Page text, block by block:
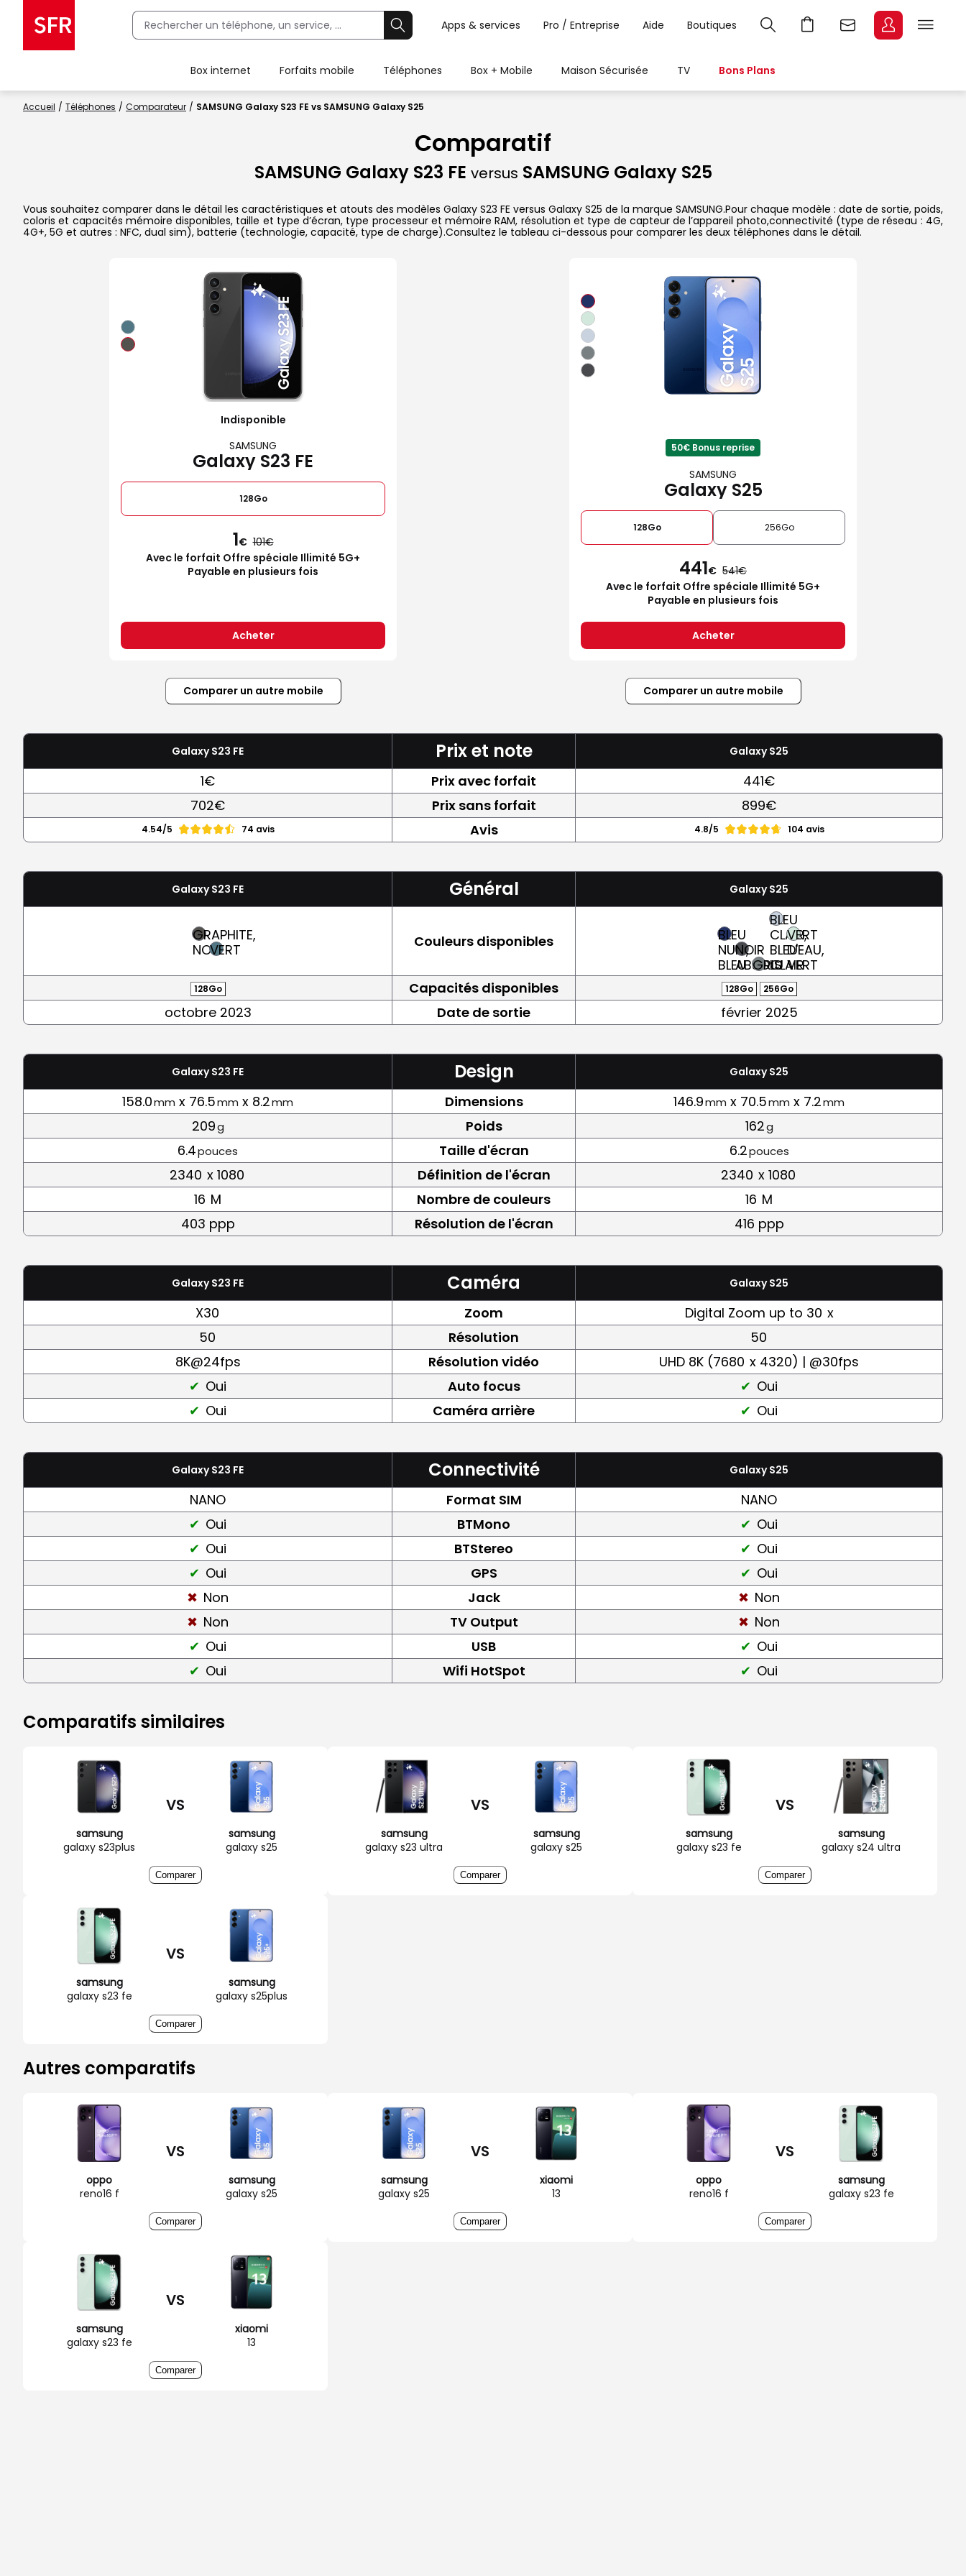
Apps & services Pro / Entreprise Aide Boutiques
Box internet Forfaits mobile Téléphones Box + Mobile Maison Sécurisée TV Bons Plans
Accueil Téléphones Comparateur SAMSUNG Galaxy S23 FE vs SAMSUNG Galaxy S25
Comparatif
SAMSUNG Galaxy S23 FE versus SAMSUNG Galaxy S25
Vous souhaitez comparer dans le détail les caractéristiques et atouts des modèles Galaxy S23 FE versus Galaxy S25 de la marque SAMSUNG.Pour chaque modèle : date de sortie, poids,
coloris et capacités mémoire disponibles, taille et type d’écran, type processeur et mémoire RAM, résolution et type de capteur de l’appareil photo,connectivité (type de réseau : 4G,
4G+, 5G et autres : NFC, dual sim), batterie (technologie, capacité, type de charge).Consultez le tableau ci-dessous pour comparer les deux téléphones dans le détail.
Indisponible
SAMSUNG
Galaxy S23 FE
128Go
1€ 101
Avec le forfait Offre spéciale Illimité 5G+
Payable en plusieurs fois
Acheter
50€ Bonus reprise
SAMSUNG
Galaxy S25
128Go 256Go
441€ 541
Avec le forfait Offre spéciale Illimité 5G+
Payable en plusieurs fois
Acheter
Comparer un autre mobile Comparer un autre mobile
Galaxy S23 FE Prix et note Galaxy S25
1€ Prix avec forfait
441€
702€
Prix sans forfait 899€
4.54/5 74 avis Avis 4.8/5 104 avis
Galaxy S23 FE Général Galaxy S25
GRAPHITE,
NOIRVERT Couleurs disponibles
BLEU
NUIT,
BLEU
NOIR
ABSOLU
GRIS
BLEU
CLAIR,
BLEU-
CLAIR
VERT
D'EAU,
VERT
128Go Capacités disponibles 128Go 256Go
octobre 2023 Date de sortie février 2025
Galaxy S23 FE Design Galaxy S25
158.0mm x 76.5mm x 8.2mm Dimensions 146.9mm x 70.5mm x 7.2mm
209g Poids 162g
6.4pouces Taille d'écran 6.2pouces
2340 x 1080 Définition de l'écran 2340 x 1080
16 M Nombre de couleurs 16 M
403 ppp
Résolution de l'écran 416 ppp
Galaxy S23 FE Caméra Galaxy S25
X30 Zoom Digital Zoom up to 30 x
50
Résolution
50
8K@24fps
Résolution vidéo UHD 8K (7680 x 4320) | @30fps
Oui
Auto focus
Oui
Oui
Caméra arrière Oui
Galaxy S23 FE Connectivité Galaxy S25
NANO Format SIM
NANO
Oui
BTMono
Oui
Oui
BTStereo
Oui
Oui
GPS
Oui
Non
Jack
Non
Non
TV Output
Non
Oui
USB
Oui
Oui
Wifi HotSpot Oui
Comparatifs similaires
samsung
galaxy s23plus
VS
samsung
galaxy s25
Comparer
samsung
galaxy s23 ultra
VS
samsung
galaxy s25
Comparer
samsung
galaxy s23 fe
VS
samsung
galaxy s24 ultra
Comparer
samsung
galaxy s23 fe
VS
samsung
galaxy s25plus
Comparer
Autres comparatifs
oppo
reno16 f
VS
samsung
galaxy s25
Comparer
samsung
galaxy s25
VS
xiaomi
13
Comparer
oppo
reno16 f
VS
samsung
galaxy s23 fe
Comparer
samsung
galaxy s23 fe
VS
xiaomi
13
Comparer